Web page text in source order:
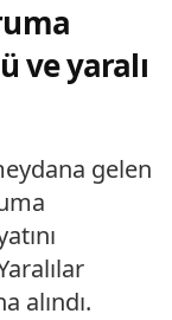
ve yaralı
gelen
alındı.